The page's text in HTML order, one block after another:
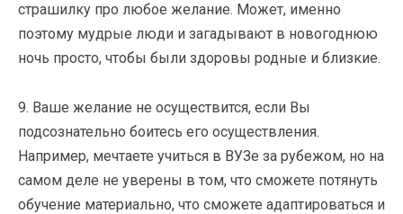
страшилку про любое желание. Может, именно
поэтому мудрые люди и загадывают в новогоднюю
ночь просто, чтобы были здоровы родные и близкие.
9. Ваше желание не осуществится, если Вы
подсознательно боитесь его осуществления.
Например, мечтаете учиться в ВУЗе за рубежом, но на
самом деле не уверены в том, что сможете потянуть
обучение материально, что сможете адаптироваться и